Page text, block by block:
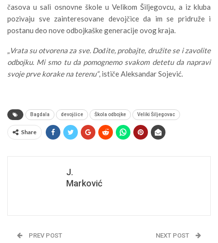
časova u sali osnovne škole u Velikom Šiljegovcu, a iz kluba
pozivaju sve zainteresovane devojčice da im se pridruže i
postanu deo nove odbojkaške generacije ovog kraja.
„Vrata su otvorena za sve. Dođite, probajte, družite se i zavolite
odbojku. Mi smo tu da pomognemo svakom detetu da napravi
svoje prve korake na terenu“, ističe Aleksandar Sojević.
Bagdala devojčice Škola odbojke Veliki Šiljegovac
Share
J.
Marković
PREV POST NEXT POST